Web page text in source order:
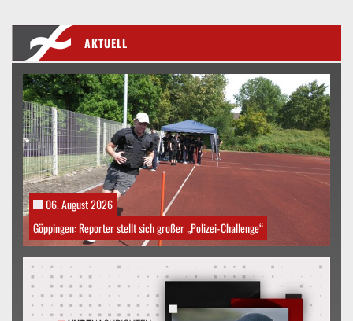
AKTUELL
06. August 2026
Göppingen: Reporter stellt sich großer „Polizei-Challenge“